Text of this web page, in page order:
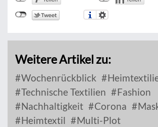
Weitere Artikel zu:
Wochenrückblick
Technische Textilien
Fashion
Nachhaltigkeit
Corona
Heimtextil
Multi-Plot